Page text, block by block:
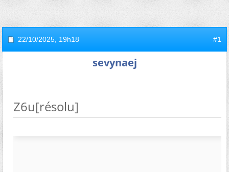
22/10/2025, 19h18 #1
sevynaej
Z6u[résolu]